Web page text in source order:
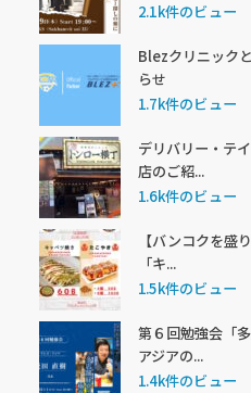
2.1k件のビュー
Blezクリニック
らせ
1.7k件のビュー
デリバリー・テ
店のご紹...
1.6k件のビュー
【バンコクを盛
「キ...
1.5k件のビュー
第６回勉強会「
アジアの...
1.4k件のビュー